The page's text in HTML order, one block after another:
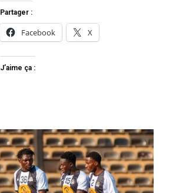
Partager :
Facebook X
J’aime ça :